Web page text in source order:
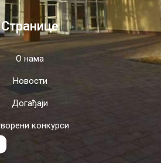
Странице
О нама
Новости
Догађаји
конкурси